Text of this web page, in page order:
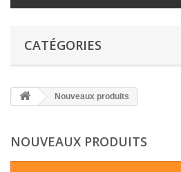
CATÉGORIES
Nouveaux produits
NOUVEAUX PRODUITS